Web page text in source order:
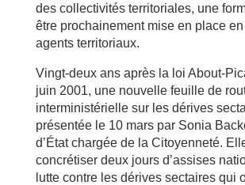
des collectivités territoriales, une
être prochainement mise en place
agents territoriaux.
Vingt-deux ans après la loi About-
juin 2001, une nouvelle feuille de
interministérielle sur les dérives
présentée le 10 mars par Sonia
d’État chargée de la Citoyenneté.
concrétiser deux jours d’assises
lutte contre les dérives sectaires qui